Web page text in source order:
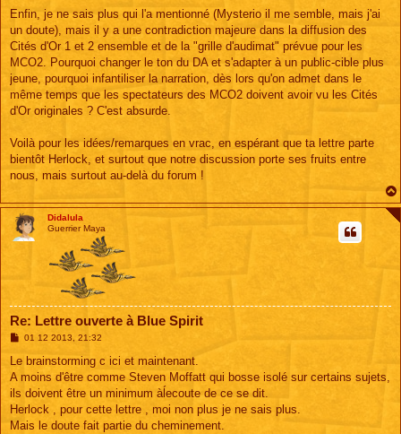
Enfin, je ne sais plus qui l'a mentionné (Mysterio il me semble, mais j'ai
un doute), mais il y a une contradiction majeure dans la diffusion des
Cités d'Or 1 et 2 ensemble et de la "grille d'audimat" prévue pour les
MCO2. Pourquoi changer le ton du DA et s'adapter à un public-cible plus
jeune, pourquoi infantiliser la narration, dès lors qu'on admet dans le
même temps que les spectateurs des MCO2 doivent avoir vu les Cités
d'Or originales ? C'est absurde.
Voilà pour les idées/remarques en vrac, en espérant que ta lettre parte
bientôt Herlock, et surtout que notre discussion porte ses fruits entre
nous, mais surtout au-delà du forum !
Didalula
Guerrier Maya
Re: Lettre ouverte à Blue Spirit
M
s
a
g
01 12 2013, 21:32
Le brainstorming c ici et maintenant.
A moins d'être comme Steven Moffatt qui bosse isolé sur certains sujets,
ils doivent être un minimum àĺecoute de ce se dit.
Herlock , pour cette lettre , moi non plus je ne sais plus.
Mais le doute fait partie du cheminement.